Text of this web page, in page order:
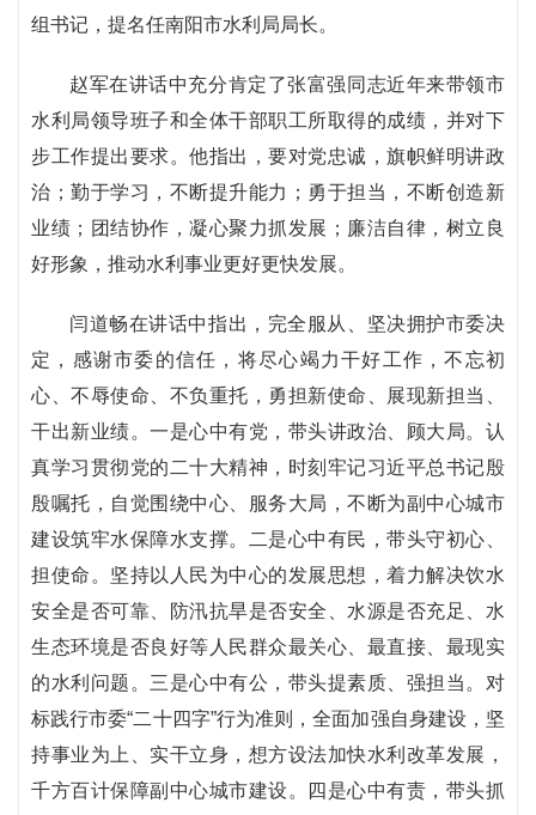
组书记，提名任南阳市水利局局长。
赵军在讲话中充分肯定了张富强同志近年来带领市
水利局领导班子和全体干部职工所取得的成绩，并对下
步工作提出要求。他指出，要对党忠诚，旗帜鲜明讲政
治；勤于学习，不断提升能力；勇于担当，不断创造新
业绩；团结协作，凝心聚力抓发展；廉洁自律，树立良
好形象，推动水利事业更好更快发展。
闫道畅在讲话中指出，完全服从、坚决拥护市委决
定，感谢市委的信任，将尽心竭力干好工作，不忘初
心、不辱使命、不负重托，勇担新使命、展现新担当、
干出新业绩。一是心中有党，带头讲政治、顾大局。认
真学习贯彻党的二十大精神，时刻牢记习近平总书记殷
殷嘱托，自觉围绕中心、服务大局，不断为副中心城市
建设筑牢水保障水支撑。二是心中有民，带头守初心、
担使命。坚持以人民为中心的发展思想，着力解决饮水
安全是否可靠、防汛抗旱是否安全、水源是否充足、水
生态环境是否良好等人民群众最关心、最直接、最现实
的水利问题。三是心中有公，带头提素质、强担当。对
标践行市委“二十四字”行为准则，全面加强自身建设，坚
持事业为上、实干立身，想方设法加快水利改革发展，
千方百计保障副中心城市建设。四是心中有责，带头抓